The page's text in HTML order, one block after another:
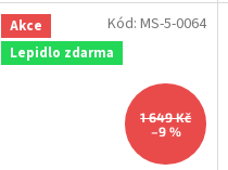
Akce
Lepidlo zdarma
1 649 Kč
–9 %
Kód:MS-5-0064